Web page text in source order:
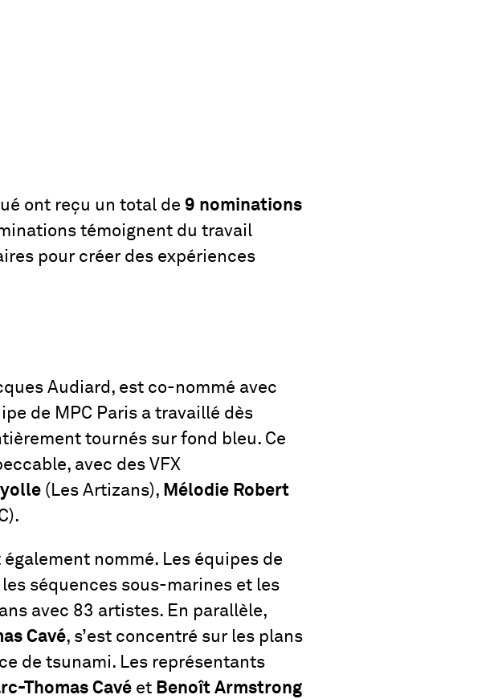
ont reçu un total de 9 nominations
témoignent du travail
pour créer des expériences
Audiard, est co-nommé avec
de MPC Paris a travaillé dès
tournés sur fond bleu. Ce
avec des VFX
(Les Artizans), Mélodie Robert
nommé. Les équipes de
séquences sous-marines et les
avec 83 artistes. En parallèle,
Cavé, s’est concentré sur les plans
de tsunami. Les représentants
Thomas Cavé et Benoît Armstrong